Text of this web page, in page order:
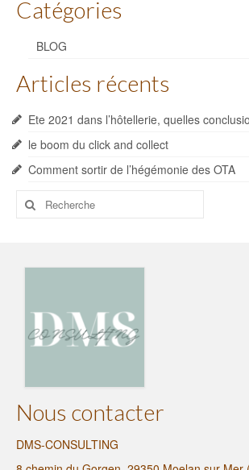
Catégories
BLOG
Articles récents
Ete 2021 dans l’hôtellerie, quelles
le boom du click and collect
Comment sortir de l’hégémonie des OTA
Rechercher
:
Nous contacter
DMS-CONSULTING